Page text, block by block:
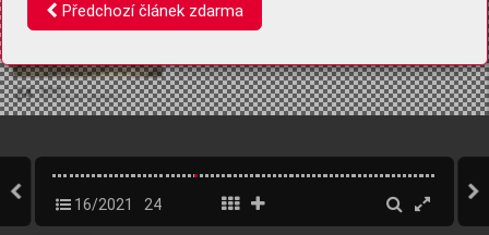
16/2021 24
Předchozí článek zdarma